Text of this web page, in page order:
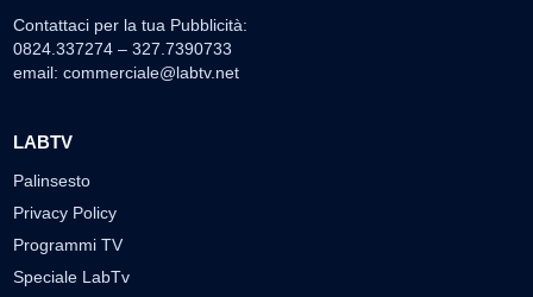
Contattaci per la tua Pubblicità:
0824.337274 – 327.7390733
email: commerciale@labtv.net
LABTV
Palinsesto
Privacy Policy
Programmi TV
Speciale LabTv